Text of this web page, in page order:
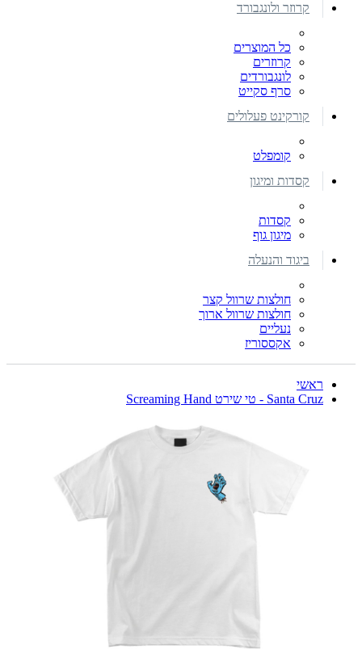
קרוזר ולונגבורד
כל המוצרים
קרוזרים
לונגבורדים
סרף סקייט
קורקינט פעלולים
קומפלט
קסדות ומיגון
קסדות
מיגון גוף
ביגוד והנעלה
חולצות שרוול קצר
חולצות שרוול ארוך
נעליים
אקססוריז
ראשי
Santa Cruz - טי שירט Screaming Hand